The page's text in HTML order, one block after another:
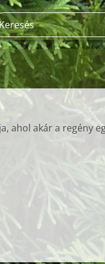
ahol akár a regény